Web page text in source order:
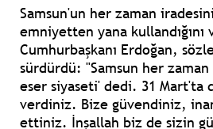
Samsun'un her zaman
emniyetten yana kullandığını
Cumhurbaşkanı Erdoğan,
sürdürdü: "Samsun her
eser siyaseti' dedi. 31 Mart'ta
verdiniz. Bize güvendiniz,
ettiniz. İnşallah biz de sizin